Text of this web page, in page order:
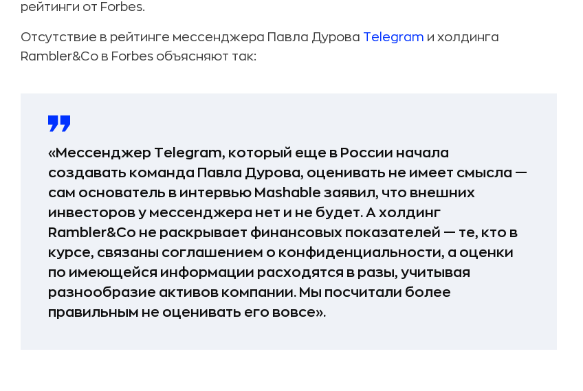
рейтинги от Forbes.
Отсутствие в рейтинге мессенджера Павла Дурова Telegram и холдинга
Rambler&Co в Forbes объясняют так:
«Мессенджер Telegram, который еще в России начала
создавать команда Павла Дурова, оценивать не имеет смысла —
сам основатель в интервью Mashable заявил, что внешних
инвесторов у мессенджера нет и не будет. А холдинг
Rambler&Co не раскрывает финансовых показателей — те, кто в
курсе, связаны соглашением о конфиденциальности, а оценки
по имеющейся информации расходятся в разы, учитывая
разнообразие активов компании. Мы посчитали более
правильным не оценивать его вовсе».